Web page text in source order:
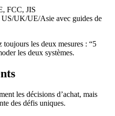
FCC, JIS
UK/UE/Asie avec guides de
toujours les deux mesures : “5
les deux systèmes.
les décisions d’achat, mais
des défis uniques.